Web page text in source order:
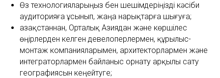
Өз технологияларыңыз бен шешімдеріңізді кәсіби
аудиторияға ұсынып, жаңа нарықтарға шығуға;
Қазақстаннан, Орталық Азиядан және көршілес
өңірлерден келген девелоперлермен, құрылыс-
монтаж компанияларымен, архитекторлармен және
интеграторлармен байланыс орнату арқылы сату
географиясын кеңейтуге;